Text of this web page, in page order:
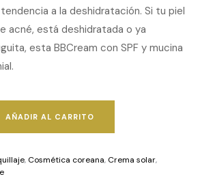
a la deshidratación. Si tu piel
acné, está deshidratada o ya
esta BBCream con SPF y mucina
AÑADIR AL CARRITO
, Cosmética coreana, Crema solar,